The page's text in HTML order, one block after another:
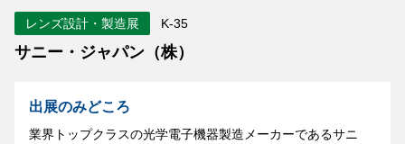
レンズ設計・製造展 K-35
サニー・ジャパン（株）
出展のみどころ
業界トップクラスの光学電子機器製造メーカーであるサニ